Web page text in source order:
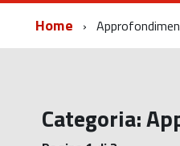
Home
Categoria: